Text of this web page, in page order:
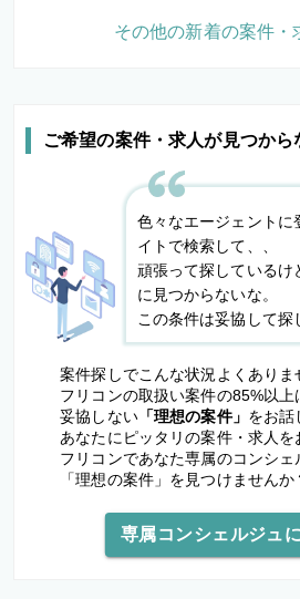
ご希望の案件・求人が見つから
色々なエージェント
イトで検索して、、
頑張って探しているけ
に見つからないな。
この条件は妥協して探
案件探しでこんな状況よくありま
フリコンの取扱い案件の85%以上
妥協しない「理想の案件」 をお話
あなたにピッタリの案件・求人を
フリコンであなた専属のコンシェ
「理想の案件」を見つけませんか
専属コンシェルジュ
その他の新着の案件・